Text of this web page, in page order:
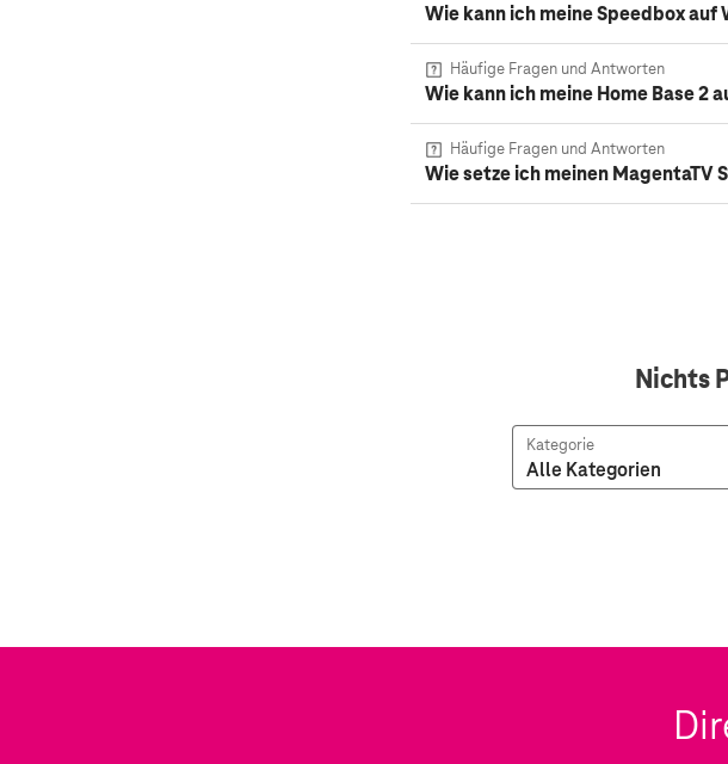
Wie kann ich meine Speedbox
Häufige Fragen und Antworten
Wie kann ich meine Home Base 2
Häufige Fragen und Antworten
Wie setze ich meinen
Nichts
Alle Kategorien
Kategorie